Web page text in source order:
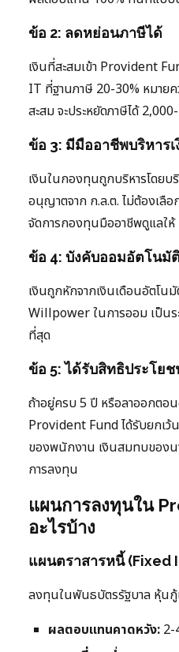
ข้อ 2: ลดหย่อนภาษีได้
เงินที่สะสมเข้า Provident
IT ที่ฐานภาษี 20-30% หมาย
สะสม จะประหยัดภาษีได้
ข้อ 3: มีมืออาชีพบริหารเ
เงินในกองทุนถูกบริหารโดย
อนุญาตจาก ก.ล.ต. ไม่ต้องเลื
จัดการกองทุนมืออาชีพดูแลให้
ข้อ 4: บังคับออมอัตโนมั
เงินถูกหักจากเงินเดือนอัตโน
Willpower ในการออม เป็น
ที่สุด
ข้อ 5: ได้รับสิทธิประโย
ถ้าอยู่ครบ 5 ปี หรือลาออกตอ
Provident Fund ได้รับยกเว้
ของพนักงาน เงินสมทบของน
การลงทุน
แผนการลงทุนใน
อะไรบ้าง
แผนตราสารหนี้ (Fixed
ลงทุนในพันธบัตรรัฐบาล หุ้นกู้
ผลตอบแทนคาดหวัง: 2-